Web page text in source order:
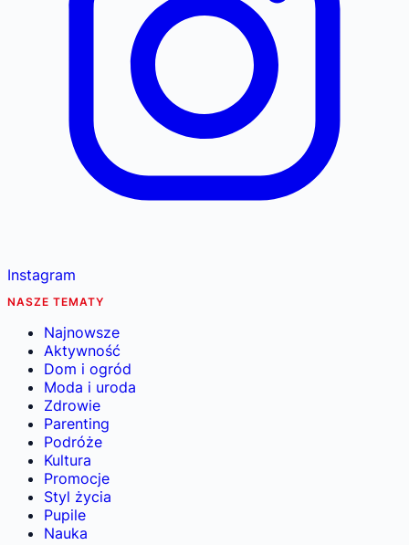
Instagram
NASZE TEMATY
Najnowsze
Aktywność
Dom i ogród
Moda i uroda
Zdrowie
Parenting
Podróże
Kultura
Promocje
Styl życia
Pupile
Nauka